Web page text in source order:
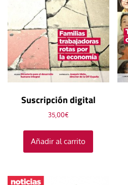
Suscripción digital
35,00€
Añadir al carrito